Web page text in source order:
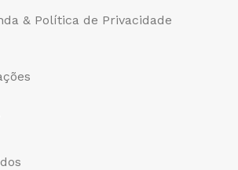
& Política de Privacidade